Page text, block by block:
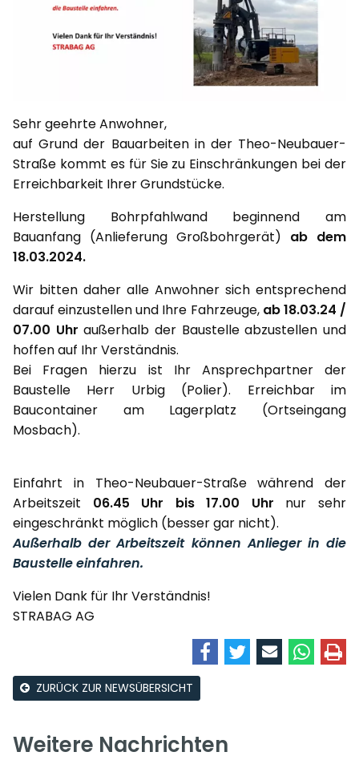
Sehr geehrte Anwohner,
auf Grund der Bauarbeiten in der Theo-Neubauer-
Straße kommt es für Sie zu Einschränkungen bei der
Erreichbarkeit Ihrer Grundstücke.
Herstellung Bohrpfahlwand beginnend am
Bauanfang (Anlieferung Großbohrgerät) ab dem
18.03.2024.
Wir bitten daher alle Anwohner sich entsprechend
darauf einzustellen und Ihre Fahrzeuge, ab 18.03.24 /
07.00 Uhr außerhalb der Baustelle abzustellen und
hoffen auf Ihr Verständnis.
Bei Fragen hierzu ist Ihr Ansprechpartner der
Baustelle Herr Urbig (Polier). Erreichbar im
Baucontainer am Lagerplatz (Ortseingang
Mosbach).
Einfahrt in Theo-Neubauer-Straße während der
Arbeitszeit 06.45 Uhr bis 17.00 Uhr nur sehr
eingeschränkt möglich (besser gar nicht).
Außerhalb der Arbeitszeit können Anlieger in die
Baustelle einfahren.
Vielen Dank für Ihr Verständnis!
STRABAG AG
ZURÜCK ZUR NEWSÜBERSICHT
Weitere Nachrichten